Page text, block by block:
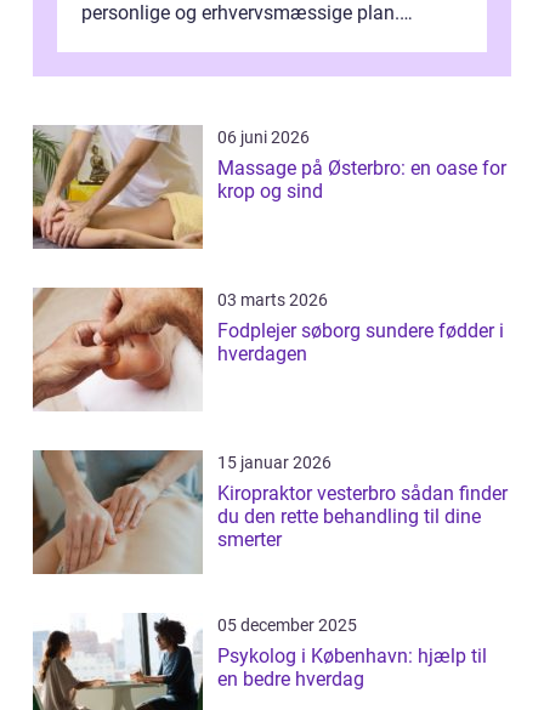
personlige og erhvervsmæssige plan.
indebærer...
06 juni 2026
Massage på Østerbro: en oase for
krop og sind
03 marts 2026
Fodplejer søborg sundere fødder i
hverdagen
15 januar 2026
Kiropraktor vesterbro sådan finder
du den rette behandling til dine
smerter
05 december 2025
Psykolog i København: hjælp til
en bedre hverdag